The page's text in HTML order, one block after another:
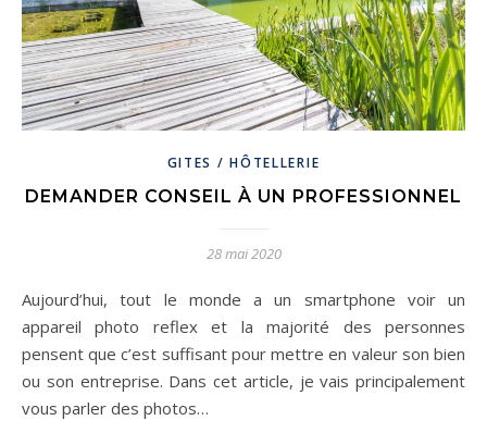
GITES / HÔTELLERIE
DEMANDER CONSEIL À UN PROFESSIONNEL
28 mai 2020
Aujourd’hui, tout le monde a un smartphone voir un
appareil photo reflex et la majorité des personnes
pensent que c’est suffisant pour mettre en valeur son bien
ou son entreprise. Dans cet article, je vais principalement
vous parler des photos…